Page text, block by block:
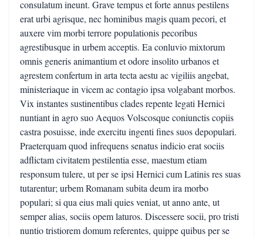
consulatum ineunt. Grave tempus et forte annus pestilens
erat urbi agrisque, nec hominibus magis quam pecori, et
auxere vim morbi terrore populationis pecoribus
agrestibusque in urbem acceptis. Ea conluvio mixtorum
omnis generis animantium et odore insolito urbanos et
agrestem confertum in arta tecta aestu ac vigiliis angebat,
ministeriaque in vicem ac contagio ipsa volgabant morbos.
Vix instantes sustinentibus clades repente legati Hernici
nuntiant in agro suo Aequos Volscosque coniunctis copiis
castra posuisse, inde exercitu ingenti fines suos depopulari.
Praeterquam quod infrequens senatus indicio erat sociis
adflictam civitatem pestilentia esse, maestum etiam
responsum tulere, ut per se ipsi Hernici cum Latinis res suas
tutarentur; urbem Romanam subita deum ira morbo
populari; si qua eius mali quies veniat, ut anno ante, ut
semper alias, sociis opem laturos. Discessere socii, pro tristi
nuntio tristiorem domum referentes, quippe quibus per se